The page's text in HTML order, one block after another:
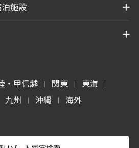
施設
・甲信越 | 関東 | 東海 |
九州 | 沖縄 | 海外